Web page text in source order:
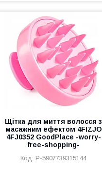
Щітка для миття волосся з
масажним ефектом 4FIZJO
4FJ0352 GoodPlace -worry-
free-shopping-
P-5907739315144